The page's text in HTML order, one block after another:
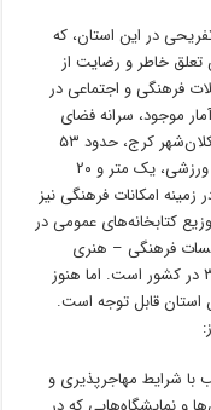
در این استان، که
تعلق خاطر و رضایت از
فرهنگی و اجتماعی در
موجود، سرانه فضای
ورزشی در استان البرز، حدود ۳۸ سانتی‌متر و در کلان‌شهر کرج، حدود ۵۳
سانتی‌متر است. حال آنکه میزان استاندارد سرانه ورزشی، یک متر و ۲۰
زمینه امکانات فرهنگی نیز
کتابخانه‌های عمومی در
توزیع مؤسسات فرهنگی – هنری
چندمنظوره فعال در سطح استان نیز، دارای رتبه ۳ در کشور است. اما هنوز
استان قابل توجه است.
شرایط مهاجرپذیری و